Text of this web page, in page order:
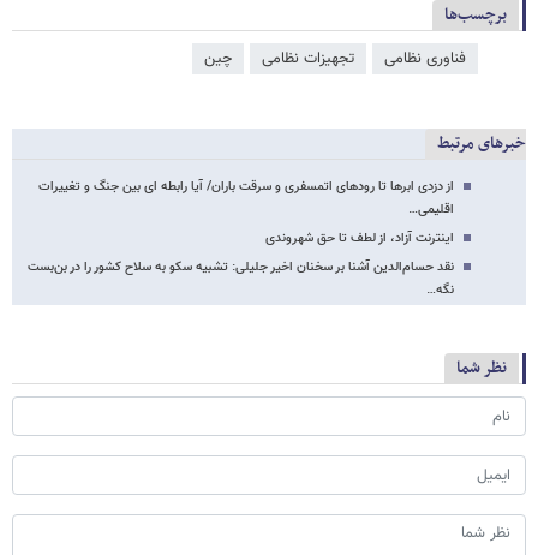
برچسب‌ها
فناوری نظامی تجهیزات نظامی چین
خبرهای مرتبط
از دزدی ابرها تا رودهای اتمسفری و سرقت باران/ آیا رابطه ای بین جنگ و تغییرات
اقلیمی…
اینترنت آزاد، از لطف تا حق شهروندی
نقد حسام‌الدین آشنا بر سخنان اخیر جلیلی: تشبیه سکو به سلاح کشور را در بن‌بست
نگه…
نظر شما